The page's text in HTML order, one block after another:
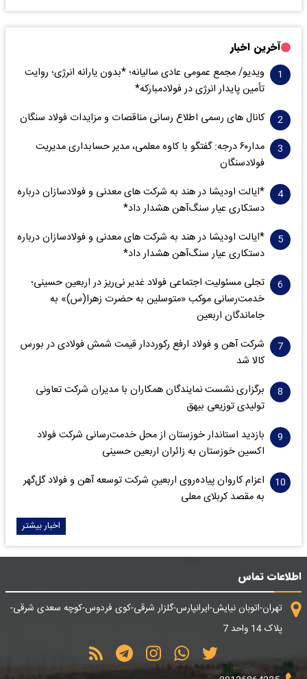
آخرین اخبار
ویدیو/ مجمع عمومی عادی سالیانه؛ *بدون یارانه انرژی؛ روایت
تأمین پایدار انرژی در فولادمبارکه*
کانال های رسمی اطلاع رسانی مناقصات و مزایدات فولاد سنگان
مدار‌۶٠ درجه: گفتگو با کاوه معلمی، مدیر حسابداری مدیریت
فولادسنگان
*ایالت اودیشا در هند به شرکت های معدنی و فولادسازان درباره
دستکاری عیار سنگ‌آهن هشدار داد*
*ایالت اودیشا در هند به شرکت های معدنی و فولادسازان درباره
دستکاری عیار سنگ‌آهن هشدار داد*
تجلی مسئولیت اجتماعی فولاد غدیر نی‌ریز در اربعین حسینی؛
خدمت‌رسانی موکب «متوسلین به حضرت زهرا(س)» به
جاماندگان اربعین
شرکت آهن و فولاد ارفع رکورددار قیمت شمش فولادی در بورس
کالا شد
برگزاری نشست نمایندگان همکاران با مدیران شرکت تعاونی
تولیدی توزیعی بیهق
بازدید استاندار خوزستان از محل خدمت‌رسانی شرکت فولاد
اکسین خوزستان به زائران اربعین حسینی
اعزام کاروان پیاده‌روی اربعینِ شرکت توسعه آهن و فولاد گل‌گهر
به مقصد کربلای معلی
اخبار بیشتر
اطلاعات تماس
تهران-اتوبان نیایش-ایرانپارس-گلزار شرقی-کوی فردوس-کوچه سعدی شرقی-
پلاک 14 واحد 7